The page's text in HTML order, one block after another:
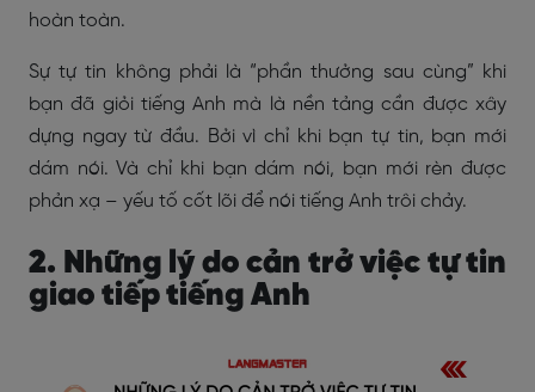
hoàn toàn.
Sự tự tin không phải là “phần thưởng sau cùng” khi
bạn đã giỏi tiếng Anh mà là nền tảng cần được xây
dựng ngay từ đầu. Bởi vì chỉ khi bạn tự tin, bạn mới
dám nói. Và chỉ khi bạn dám nói, bạn mới rèn được
phản xạ – yếu tố cốt lõi để nói tiếng Anh trôi chảy.
2. Những lý do cản trở việc tự tin
giao tiếp tiếng Anh